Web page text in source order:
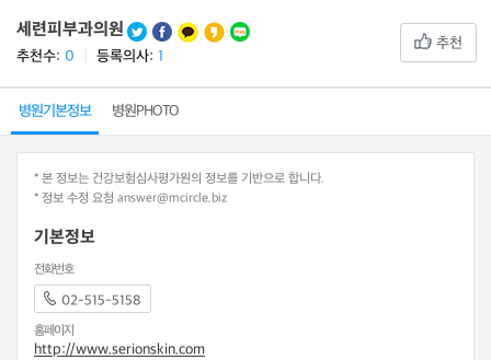
세련피부과의원
추천수: 0 등록의사: 1
추천
병원기본정보 병원PHOTO
* 본 정보는 건강보험심사평가원의 정보를 기반으로 합니다.
* 정보 수정 요청 answer@mcircle.biz
기본정보
전화번호
02-515-5158
홈페이지
http://www.serionskin.com